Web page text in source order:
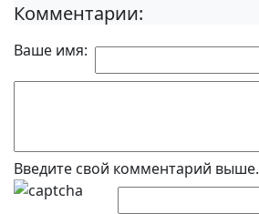
Комментарии:
Ваше имя:
Введите свой комментарий выше.